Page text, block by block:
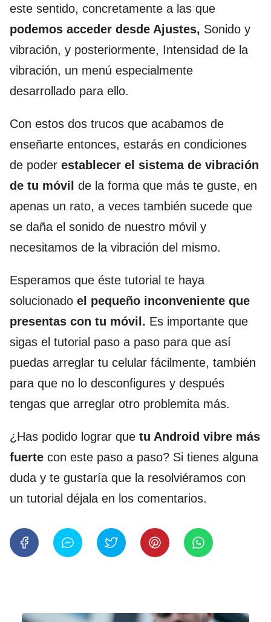
este sentido, concretamente a las que
podemos acceder desde Ajustes, Sonido y
vibración, y posteriormente, Intensidad de la
vibración, un menú especialmente
desarrollado para ello.
Con estos dos trucos que acabamos de
enseñarte entonces, estarás en condiciones
de poder establecer el sistema de vibración
de tu móvil de la forma que más te guste, en
apenas un rato, a veces también sucede que
se daña el sonido de nuestro móvil y
necesitamos de la vibración del mismo.
Esperamos que éste tutorial te haya
solucionado el pequeño inconveniente que
presentas con tu móvil. Es importante que
sigas el tutorial paso a paso para que así
puedas arreglar tu celular fácilmente, también
para que no lo desconfigures y después
tengas que arreglar otro problemita más.
¿Has podido lograr que tu Android vibre más
fuerte con este paso a paso? Si tienes alguna
duda y te gustaría que la resolviéramos con
un tutorial déjala en los comentarios.